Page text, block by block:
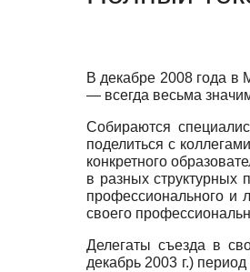
В декабре 2008 года в
— всегда весьма
Собираются
поделиться с
конкретного
в разных структурных
профессионального и
своего
Делегаты съезда в
декабрь 2003 г.)